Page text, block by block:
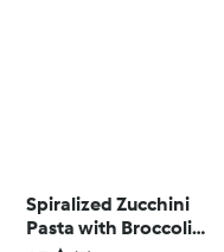
Spiralized Zucchini
Pasta with Broccoli